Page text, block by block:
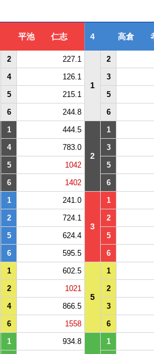
平池 仁志 4 高倉
2 227.1
1
2
4 126.1 3
5 215.1 5
6 244.8 6
1 444.5
2
1
4 783.0 3
5 1042 5
6 1402 6
1 241.0
3
1
2 724.1 2
5 624.4 5
6 595.5 6
1 602.5
5
1
2 1021 2
4 866.5 3
6 1558 6
1 934.8 1